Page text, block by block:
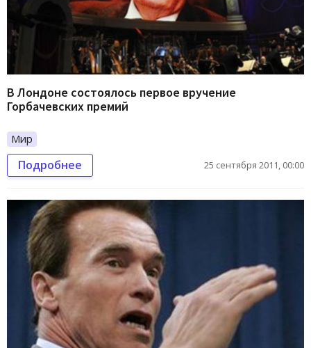
В Лондоне состоялось первое вручение
Горбачевских премий
Мир
Подробнее 25 сентября 2011, 00:00